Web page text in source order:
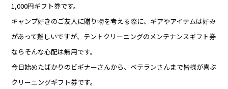
1,000円ギフト券です。
キャンプ好きのご友人に贈り物を考える際に、ギアやアイテムは好み
があって難しいですが、テントクリーニングのメンテナンスギフト券
ならそんな心配は無用です。
今日始めたばかりのビギナーさんから、ベテランさんまで皆様が喜ぶ
クリーニングギフト券です。